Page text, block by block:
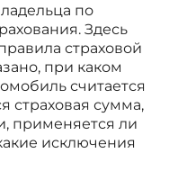
по
Здесь
страховой
при каком
считается
страховая сумма,
применяется ли
исключения